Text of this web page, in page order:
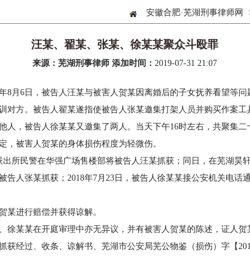
安徽合肥·芜湖刑事律师网
汪某、翟某、张某、徐某某聚众斗殴罪
来源：芜湖刑事律师 添加时间：2019-07-31 21:07
8月6日，被告人汪某与被害人贺某因离婚后的子女抚养看望等
对方。被告人翟某遂指使被告人张某邀集打架人员并购买作案
人，被告人徐某某又邀集了两人。当天下午16时左右，共聚集
，被害人贺某的身体损伤程度为轻微伤。
出所民警在华强广场售楼部将被告人汪某抓获；同日，在芜湖昊
告人张某抓获；2018年7月23日，被告人徐某某接公安机关电话
某进行赔偿并获得谅解。
徐某某在开庭审理中亦无异议，并有被害人贺某的陈述，证人
获经过、收条、谅解书、芜湖市公安局芜公物鉴（损伤）字【